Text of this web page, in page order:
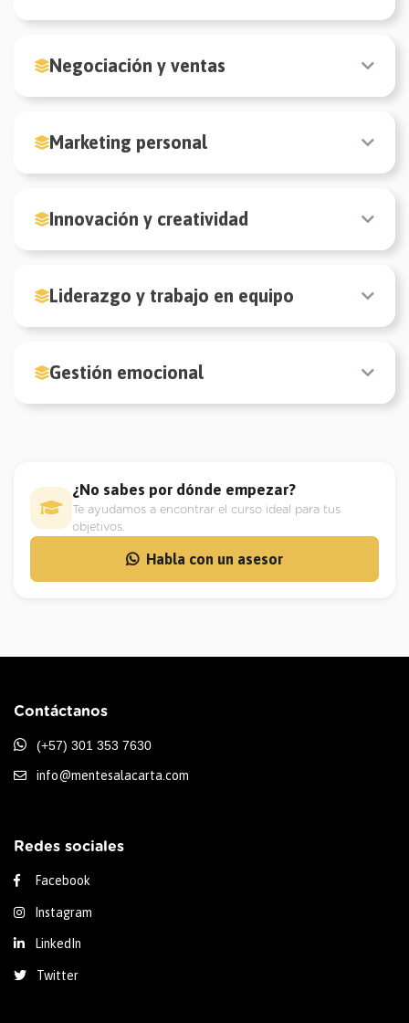
Negociación y ventas
Marketing personal
Innovación y creatividad
Liderazgo y trabajo en equipo
Gestión emocional
¿No sabes por dónde empezar?
Te ayudamos a encontrar el curso ideal para tus
objetivos.
Habla con un asesor
Contáctanos
(+57) 301 353 7630
info@mentesalacarta.com
Redes sociales
Facebook
Instagram
LinkedIn
Twitter